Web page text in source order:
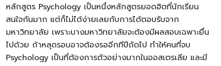
หลักสูตร Psychology เป็นหนึ่งหลักสูตรยอดฮิตที่นักเรียน
สนใจกันมาก แต่ก็ไม่ได้ง่ายเลยกับการได้ตอบรับจาก
มหาวิทยาลัย เพราะบางมหาวิทยาลัยจะต้องมีผลสอบเฉพาะยื่น
ไปด้วย ถ้าหลุดรอบอาจต้องรออีกทีปีถัดไป ทำให้คนที่จบ
Psychology เป็นที่ต้องการตัวอย่างมากในออสเตรเลีย และมี